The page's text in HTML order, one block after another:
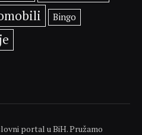
Bingo
portal u BiH. Pružamo